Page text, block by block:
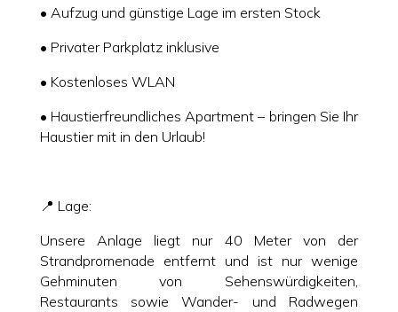
• Aufzug und günstige Lage im ersten Stock
• Privater Parkplatz inklusive
• Kostenloses WLAN
• Haustierfreundliches Apartment – ​​bringen Sie Ihr
Haustier mit in den Urlaub!
📍 Lage:
Unsere Anlage liegt nur 40 Meter von der
Strandpromenade entfernt und ist nur wenige
Gehminuten von Sehenswürdigkeiten,
Restaurants sowie Wander- und Radwegen